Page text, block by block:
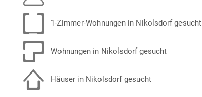
1-Zimmer-Wohnungen in Nikolsdorf gesucht
Wohnungen in Nikolsdorf gesucht
Häuser in Nikolsdorf gesucht